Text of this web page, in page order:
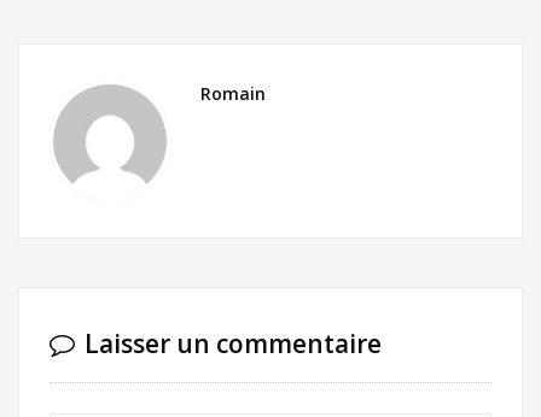
Romain
Laisser un commentaire